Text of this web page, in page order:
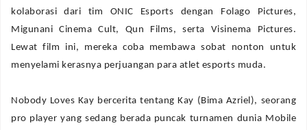
kolaborasi dari tim ONIC Esports dengan Folago Pictures,
Migunani Cinema Cult, Qun Films, serta Visinema Pictures.
Lewat film ini, mereka coba membawa sobat nonton untuk
menyelami kerasnya perjuangan para atlet esports muda.
Nobody Loves Kay bercerita tentang Kay (Bima Azriel), seorang
pro player yang sedang berada puncak turnamen dunia Mobile